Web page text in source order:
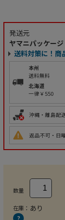
発送元
ヤマニパッケージ
送料対策に！商
本州
送料無料
北海道
一律￥550
沖縄・離島配
返品不可・日
数量
在庫： あり